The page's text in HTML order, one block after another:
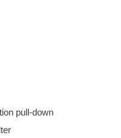
pull-down